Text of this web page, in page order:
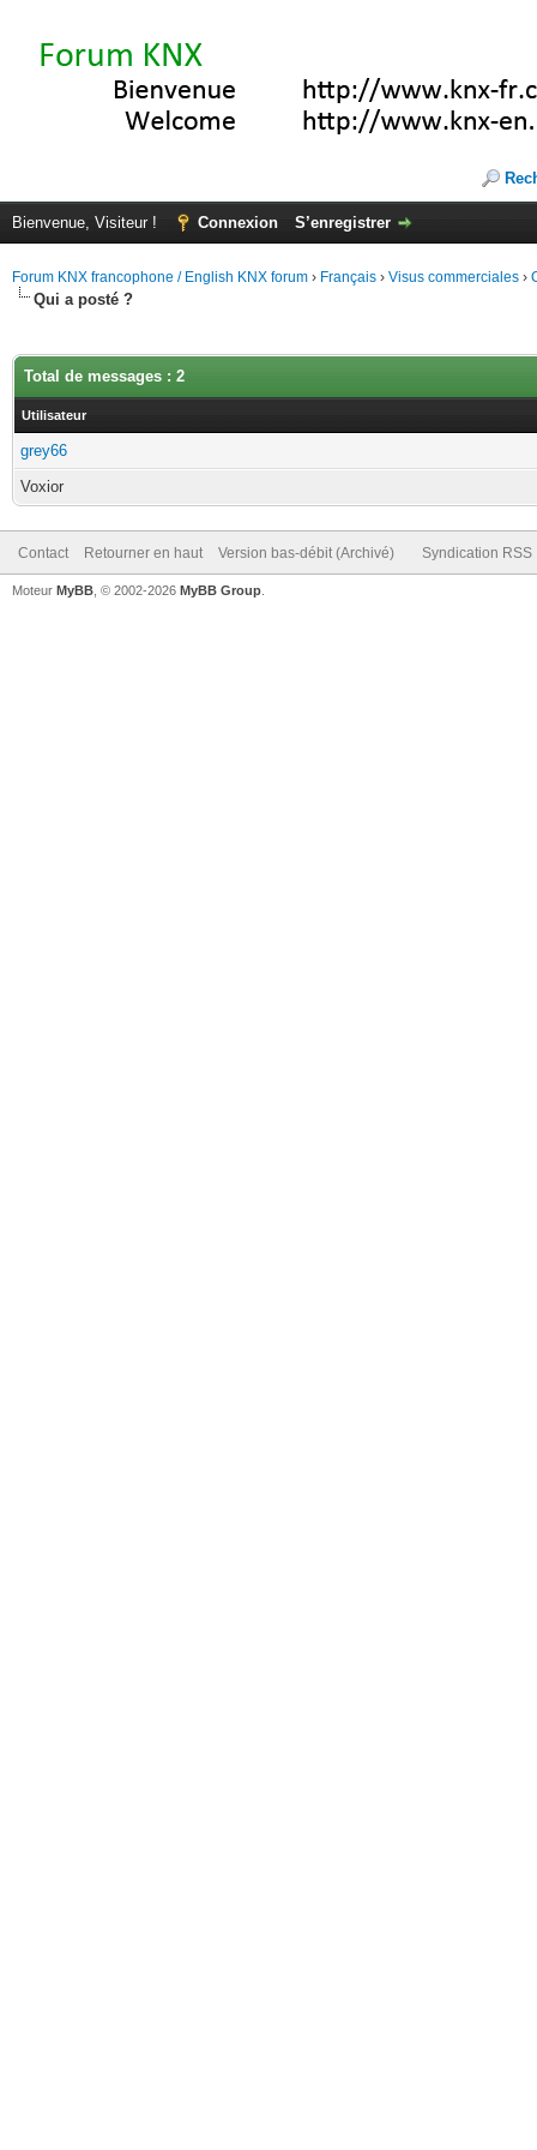
Bienvenue, Visiteur ! Connexion S’enregistrer
Forum KNX francophone / English KNX forum › Français › Visus commerciales ›
Qui a posté ?
Total de messages : 2
Utilisateur
grey66
Voxior
Contact Retourner en haut Version bas-débit (Archivé) Syndication RSS
Moteur MyBB , © 2002-2026 MyBB Group